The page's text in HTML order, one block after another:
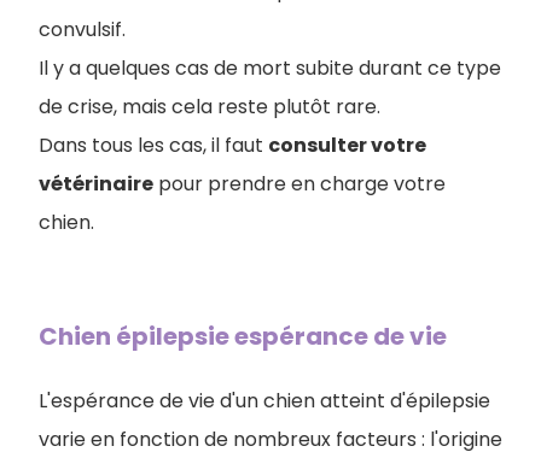
convulsif.
Il y a quelques cas de mort subite durant ce type
de crise, mais cela reste plutôt rare.
Dans tous les cas, il faut consulter votre
vétérinaire pour prendre en charge votre
chien.
Chien épilepsie espérance de vie
L'espérance de vie d'un chien atteint d'épilepsie
varie en fonction de nombreux facteurs : l'origine